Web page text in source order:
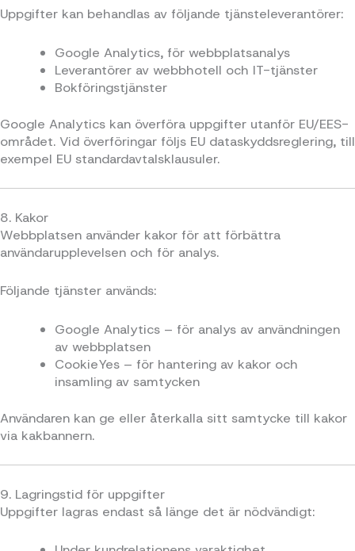
Uppgifter kan behandlas av följande tjänsteleverantörer:
Google Analytics, för webbplatsanalys
Leverantörer av webbhotell och IT-tjänster
Bokföringstjänster
Google Analytics kan överföra uppgifter utanför EU/EES-
området. Vid överföringar följs EU dataskyddsreglering, till
exempel EU standardavtalsklausuler.
8. Kakor
Webbplatsen använder kakor för att förbättra
användarupplevelsen och för analys.
Följande tjänster används:
Google Analytics – för analys av användningen
av webbplatsen
CookieYes – för hantering av kakor och
insamling av samtycken
Användaren kan ge eller återkalla sitt samtycke till kakor
via kakbannern.
9. Lagringstid för uppgifter
Uppgifter lagras endast så länge det är nödvändigt: